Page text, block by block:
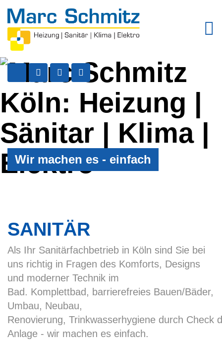
Wir machen es - einfach
SANITÄR
Als Ihr Sanitärfachbetrieb in Köln sind Sie bei
uns richtig in Fragen des Komforts, Designs
und moderner Technik im
Bad. Komplettbad, barrierefreies Bauen/Bäder,
Umbau, Neubau,
Renovierung, Trinkwasserhygiene durch Check
Anlage - wir machen es einfach.